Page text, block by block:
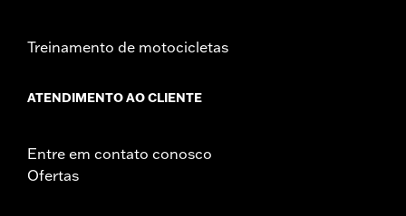
Treinamento de motocicletas
ATENDIMENTO AO CLIENTE
Entre em contato conosco
Ofertas